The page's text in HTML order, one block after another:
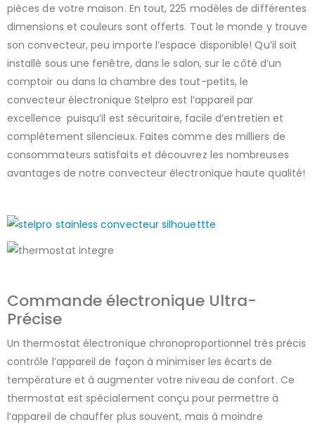
pièces de votre maison. En tout, 225 modèles de différentes
dimensions et couleurs sont offerts. Tout le monde y trouve
son convecteur, peu importe l’espace disponible! Qu’il soit
installé sous une fenêtre, dans le salon, sur le côté d’un
comptoir ou dans la chambre des tout-petits, le
convecteur électronique Stelpro est l’appareil par
excellence puisqu’il est sécuritaire, facile d’entretien et
complètement silencieux. Faites comme des milliers de
consommateurs satisfaits et découvrez les nombreuses
avantages de notre convecteur électronique haute qualité!
Commande électronique Ultra-
Précise
Un thermostat électronique chronoproportionnel très précis
contrôle l’appareil de façon à minimiser les écarts de
température et à augmenter votre niveau de confort. Ce
thermostat est spécialement conçu pour permettre à
l’appareil de chauffer plus souvent, mais à moindre